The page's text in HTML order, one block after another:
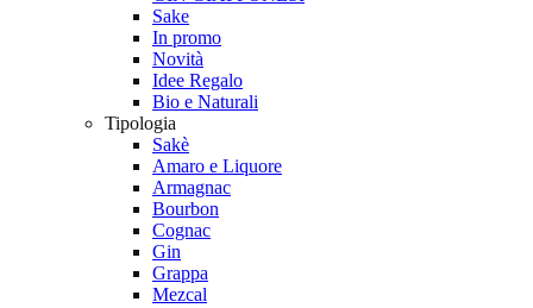
Sake
In promo
Novità
Idee Regalo
Bio e Naturali
Tipologia
Sakè
Amaro e Liquore
Armagnac
Bourbon
Cognac
Gin
Grappa
Mezcal